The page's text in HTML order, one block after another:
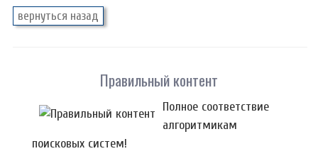
Правильный контент
Полное соответствие
алгоритмикам
поисковых систем!